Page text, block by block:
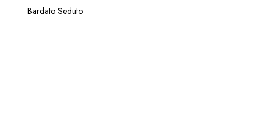
Bardato Seduto